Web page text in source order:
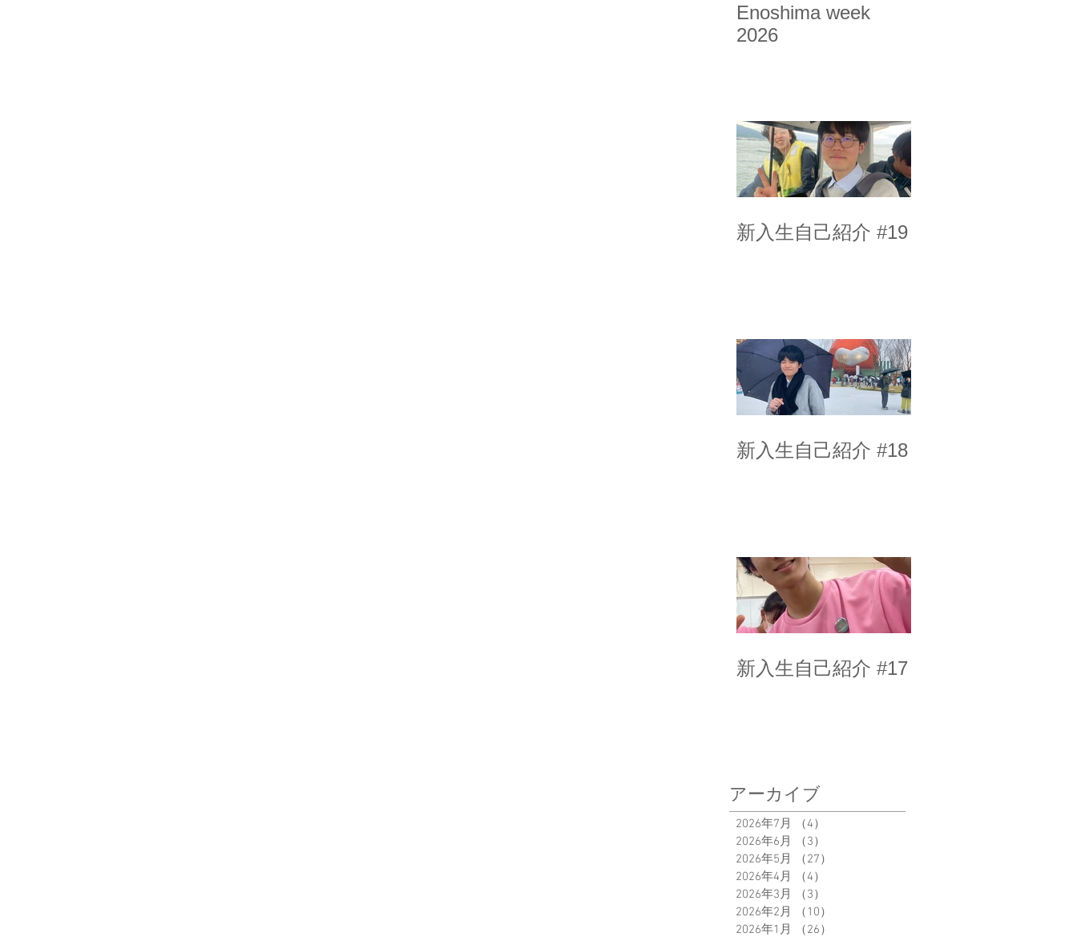
Enoshima week
2026
新入生自己紹介 #19
新入生自己紹介 #18
新入生自己紹介 #17
アーカイブ
2026年7月 （4）
2026年6月
（3）
2026年5月
（27）
2026年4月
（4）
2026年3月
（3）
2026年2月
（10）
2026年1月
（26）